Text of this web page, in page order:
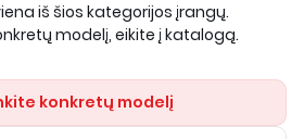
iš šios kategorijos įrangų.
modelį, eikite į katalogą.
konkretų modelį